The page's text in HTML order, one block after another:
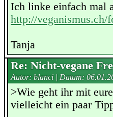
Ich linke einfach mal
http://
Tanja
Re: Nicht-vegane
Autor: blanci | Datum:
>Wie geht ihr mit
vielleicht ein paar